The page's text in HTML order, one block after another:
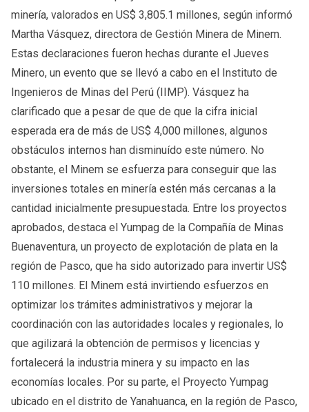
minería, valorados en US$ 3,805.1 millones, según informó
Martha Vásquez, directora de Gestión Minera de Minem.
Estas declaraciones fueron hechas durante el Jueves
Minero, un evento que se llevó a cabo en el Instituto de
Ingenieros de Minas del Perú (IIMP). Vásquez ha
clarificado que a pesar de que de que la cifra inicial
esperada era de más de US$ 4,000 millones, algunos
obstáculos internos han disminuído este número. No
obstante, el Minem se esfuerza para conseguir que las
inversiones totales en minería estén más cercanas a la
cantidad inicialmente presupuestada. Entre los proyectos
aprobados, destaca el Yumpag de la Compañía de Minas
Buenaventura, un proyecto de explotación de plata en la
región de Pasco, que ha sido autorizado para invertir US$
110 millones. El Minem está invirtiendo esfuerzos en
optimizar los trámites administrativos y mejorar la
coordinación con las autoridades locales y regionales, lo
que agilizará la obtención de permisos y licencias y
fortalecerá la industria minera y su impacto en las
economías locales. Por su parte, el Proyecto Yumpag
ubicado en el distrito de Yanahuanca, en la región de Pasco,